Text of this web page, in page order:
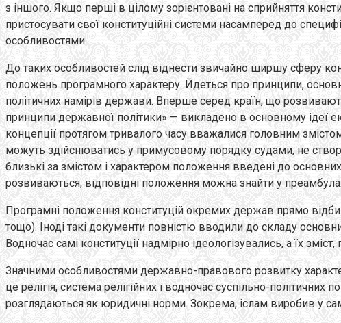
з іншого. Якщо перші в цілому зорієнтовані на сприйняття
пристосувати свої конституційні системи насамперед до
особливостями.
До таких особливостей слід віднести звичайно ширшу сферу
положень програмного характеру. Йдеться про принципи,
політичних намірів держави. Вперше серед країн, що
принципи державної політики» — викладено в основному ідеї
концепції протягом тривалого часу вважалися головним
можуть здійснюватись у примусовому порядку судами, не
близькі за змістом і характером положення введені до
розвиваються, відповідні положення можна знайти у
Програмні положення конституцій окремих держав прямо
тощо). Іноді такі документи повністю вводили до складу
Водночас самі конституції надмірно ідеологізувались, а їх
Значними особливостями державно-правового розвитку
це релігія, система релігійних і водночас суспільно-
розглядаються як юридичні норми. Зокрема, іслам виробив у